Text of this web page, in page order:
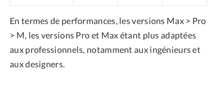
En termes de performances, les versions Max > Pro
> M, les versions Pro et Max étant plus adaptées
aux professionnels, notamment aux ingénieurs et
aux designers.